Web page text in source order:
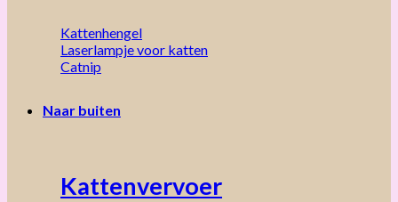
Kattenhengel
Laserlampje voor katten
Catnip
Naar buiten
Kattenvervoer